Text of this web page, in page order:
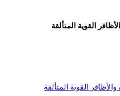
القوية المتألقة